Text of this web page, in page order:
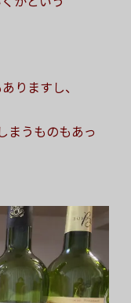
りますし、
まうものもあっ